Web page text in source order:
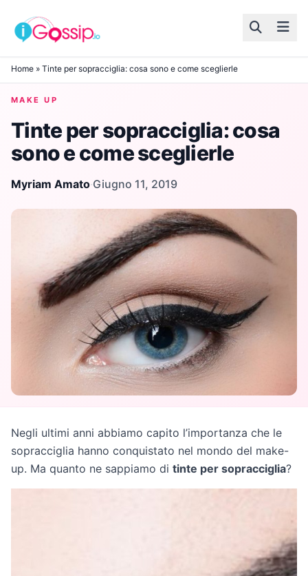
Skip to content
Home » Tinte per sopracciglia: cosa sono e come sceglierle
MAKE UP
Tinte per sopracciglia: cosa
sono e come sceglierle
Myriam Amato·Giugno 11, 2019
Negli ultimi anni abbiamo capito l’importanza che le
sopracciglia hanno conquistato nel mondo del make-
up. Ma quanto ne sappiamo di tinte per sopracciglia?